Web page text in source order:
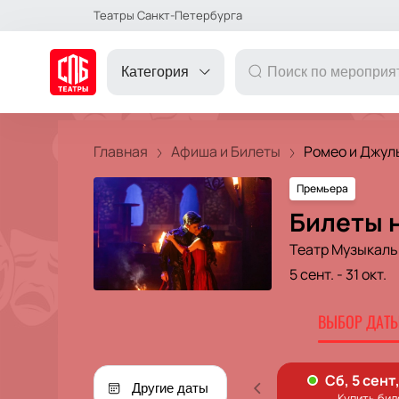
Театры Санкт-Петербурга
Категория
ДРУГОЕ
КОНЦЕРТ
ДЕТЯМ
ПОДАРОЧНЫЕ
СЕРТИФИКАТЫ
Главная Афиша и Билеты Ромео и
Премьера
Билеты
Театр
5 сент. - 31 окт.
ВЫБОР
Другие даты